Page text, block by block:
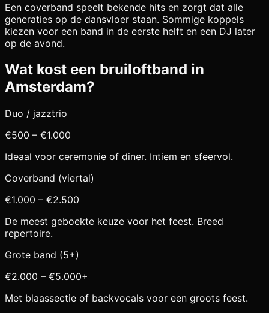
Een coverband speelt bekende hits en zorgt dat alle
generaties op de dansvloer staan. Sommige koppels
kiezen voor een band in de eerste helft en een DJ later
op de avond.
Wat kost een bruiloftband in
Amsterdam?
Duo / jazztrio
€500 – €1.000
Ideaal voor ceremonie of diner. Intiem en sfeervol.
Coverband (viertal)
€1.000 – €2.500
De meest geboekte keuze voor het feest. Breed
repertoire.
Grote band (5+)
€2.000 – €5.000+
Met blaassectie of backvocals voor een groots feest.